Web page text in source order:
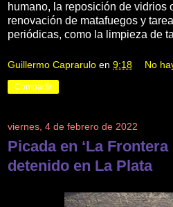
humano, la reposición de vidrios
renovación de matafuegos y
periódicas, como la limpieza de
Guillermo Caprarulo en 9:18 No
Compartir
viernes, 4 de febrero de 2022
Picada en ‘La
detenido en La Plata